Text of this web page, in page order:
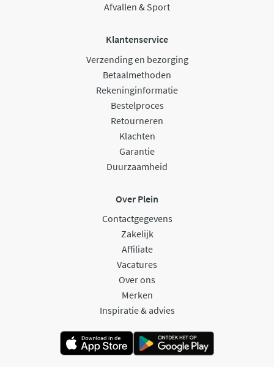
Afvallen & Sport
Klantenservice
Verzending en bezorging
Betaalmethoden
Rekeninginformatie
Bestelproces
Retourneren
Klachten
Garantie
Duurzaamheid
Over Plein
Contactgegevens
Zakelijk
Affiliate
Vacatures
Over ons
Merken
Inspiratie & advies